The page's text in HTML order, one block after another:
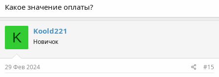
Какое значение оплаты?
K Koold221
Новичок
29 Фев 2024 #15